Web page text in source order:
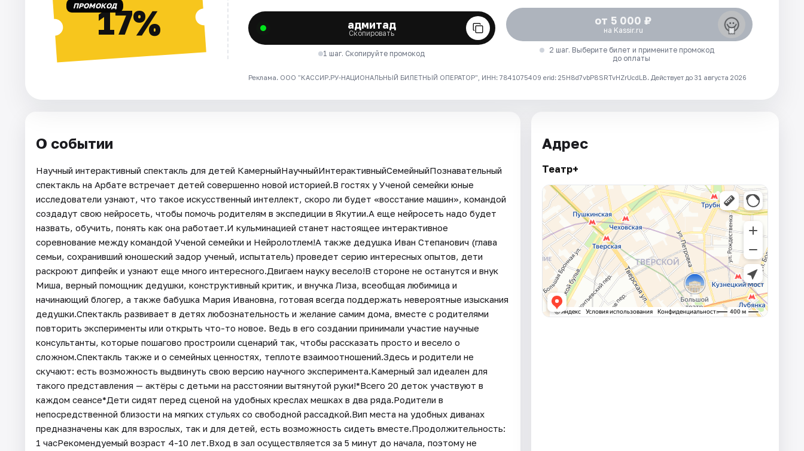
ПРОМОКОД17% адмитад
Скопировать
1 шаг. Скопируйте промокод
от 5 000 ₽
на Kassir.ru
2 шаг. Выберите билет и примените промокод
до оплаты
Реклама. ООО "КАССИР.РУ-НАЦИОНАЛЬНЫЙ БИЛЕТНЫЙ ОПЕРАТОР", ИНН: 7841075409 erid: 25H8d7vbP8SRTvHZrUcdLB. Действует до 31 августа 2026
О событии
Научный интерактивный спектакль для детей КамерныйНаучныйИнтерактивныйСемейныйПознавательный
спектакль на Арбате встречает детей совершенно новой историей.В гостях у Ученой семейки юные
исследователи узнают, что такое искусственный интеллект, скоро ли будет «восстание машин», командой
создадут свою нейросеть, чтобы помочь родителям в экспедиции в Якутии.А еще нейросеть надо будет
назвать, обучить, понять как она работает.И кульминацией станет настоящее интерактивное
соревнование между командой Ученой семейки и Нейролотлем!А также дедушка Иван Степанович (глава
семьи, сохранивший юношеский задор ученый, испытатель) проведет серию интересных опытов, дети
раскроют дипфейк и узнают еще много интересного.Двигаем науку весело!В стороне не останутся и внук
Миша, верный помощник дедушки, конструктивный критик, и внучка Лиза, всеобщая любимица и
начинающий блогер, а также бабушка Мария Ивановна, готовая всегда поддержать невероятные изыскания
дедушки.Спектакль развивает в детях любознательность и желание самим дома, вместе с родителями
повторить эксперименты или открыть что-то новое. Ведь в его создании принимали участие научные
консультанты, которые пошагово простроили сценарий так, чтобы рассказать просто и весело о
сложном.Спектакль также и о семейных ценностях, теплоте взаимоотношений.Здесь и родители не
скучают: есть возможность выдвинуть свою версию научного эксперимента.Камерный зал идеален для
такого представления — актёры с детьми на расстоянии вытянутой руки!*Всего 20 деток участвуют в
каждом сеансе*Дети сидят перед сценой на удобных креслах мешках в два ряда.Родители в
непосредственной близости на мягких стульях со свободной рассадкой.Вип места на удобных диванах
предназначены как для взрослых, так и для детей, есть возможность сидеть вместе.Продолжительность:
1 часРекомендуемый возраст 4-10 лет.Вход в зал осуществляется за 5 минут до начала, поэтому не
Адрес
Театр+